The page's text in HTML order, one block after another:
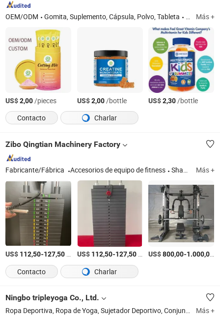
OEM/ODM Gomita, Suplemento, Cápsula, Polvo, Tableta Más +
US$2,00/pieces US$2,00/bottle US$2,30/bottle
Contacto
Charlar
Zibo Qingtian Machinery Factory
Fabricante/Fábrica Accesorios de equipo de fitness Shandong Más +
US$ 112,50-127,50 US$ 112,50-127,50/Pieza US$800,00-1.000,00 /
Contacto
Charlar
Ningbo tripleyoga Co., Ltd.
Ropa Deportiva, Ropa de Yoga, Sujetador Deportivo, Conjuntos de Yoga, Top de Yoga, Parte Inferior Deportiva, Chaqueta Deportiva, Conjunto de Yoga Sin Costuras Más +